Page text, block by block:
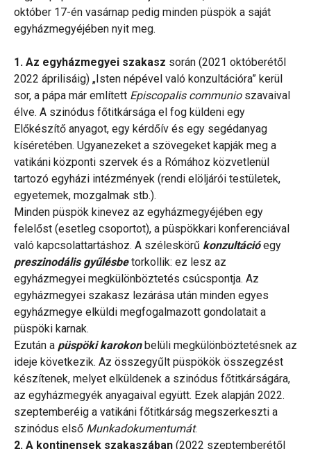
október 17-én vasárnap pedig minden püspök a saját
egyházmegyéjében nyit meg.
1. Az egyházmegyei szakasz során (2021 októberétől
2022 áprilisáig) „Isten népével való konzultációra” kerül
sor, a pápa már említett Episcopalis communioszavaival
élve. A szinódus főtitkársága el fog küldeni egy
Előkészítő anyagot, egy kérdőív és egy segédanyag
kíséretében. Ugyanezeket a szövegeket kapják meg a
vatikáni központi szervek és a Rómához közvetlenül
tartozó egyházi intézmények (rendi elöljárói testületek,
egyetemek, mozgalmak stb.).
Minden püspök kinevez az egyházmegyéjében egy
felelőst (esetleg csoportot), a püspökkari konferenciával
való kapcsolattartáshoz. A széleskörű konzultációegy
preszinodális gyűlésbe torkollik: ez lesz az
egyházmegyei megkülönböztetés csúcspontja. Az
egyházmegyei szakasz lezárása után minden egyes
egyházmegye elküldi megfogalmazott gondolatait a
püspöki karnak.
Ezután a püspöki karokonbelüli megkülönböztetésnek az
ideje következik. Az összegyűlt püspökök összegzést
készítenek, melyet elküldenek a szinódus főtitkárságára,
az egyházmegyék anyagaival együtt. Ezek alapján 2022.
szeptemberéig a vatikáni főtitkárság megszerkeszti a
szinódus első Munkadokumentumát.
2. A kontinensek szakaszában (2022 szeptemberétől